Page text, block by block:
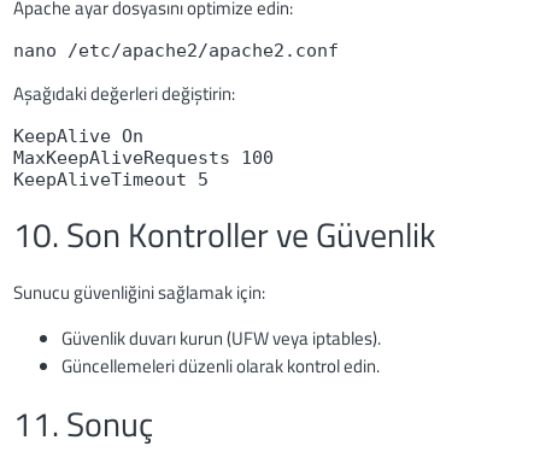
Apache ayar dosyasını optimize edin:
nano /etc/apache2/apache2.conf
Aşağıdaki değerleri değiştirin:
KeepAlive On
MaxKeepAliveRequests 100
KeepAliveTimeout 5
10. Son Kontroller ve Güvenlik
Sunucu güvenliğini sağlamak için:
Güvenlik duvarı kurun (UFW veya iptables).
Güncellemeleri düzenli olarak kontrol edin.
11. Sonuç